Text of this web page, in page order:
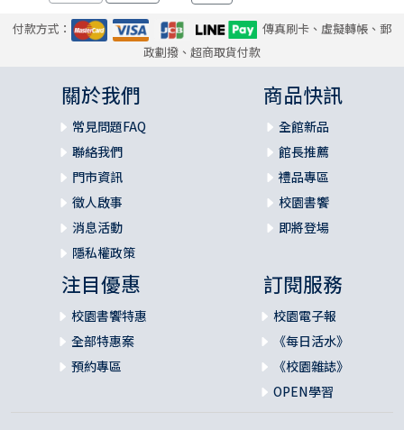
付款方式：
傳真刷卡、虛擬轉帳、郵
政劃撥、超商取貨付款
關於我們
常見問題FAQ
聯絡我們
門市資訊
徵人啟事
消息活動
隱私權政策
商品快訊
全館新品
館長推薦
禮品專區
校園書饗
即將登場
注目優惠
校園書饗特惠
全部特惠案
預約專區
訂閱服務
校園電子報
《每日活水》
《校園雜誌》
OPEN學習